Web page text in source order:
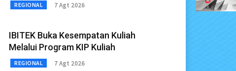
REGIONAL 7 Agt 2026
IBITEK Buka Kesempatan Kuliah
Melalui Program KIP Kuliah
REGIONAL 7 Agt 2026